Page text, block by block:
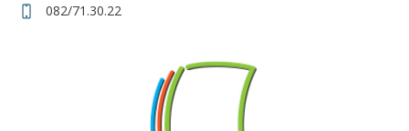
082/71.30.22